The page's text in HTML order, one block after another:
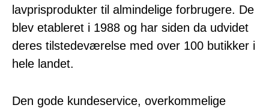
lavprisprodukter til almindelige forbrugere. De
blev etableret i 1988 og har siden da udvidet
deres tilstedeværelse med over 100 butikker i
hele landet.
Den gode kundeservice, overkommelige